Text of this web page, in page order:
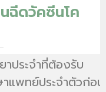
ฉีดวัคซีนโค
าประจำที่ต้องรับ
แพทย์ประจำตัวก่อน